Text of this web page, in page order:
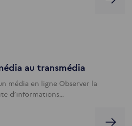
au transmédia
média en ligne Observer la
d’informations…